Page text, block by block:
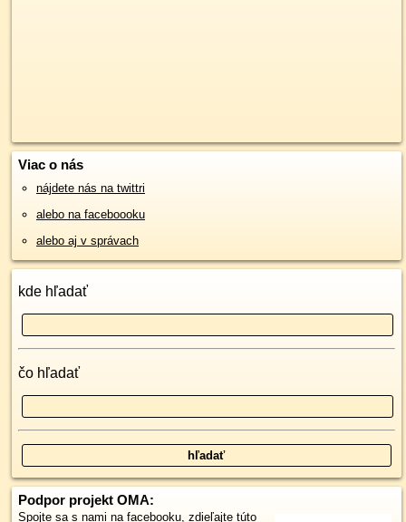
Viac o nás
nájdete nás na twittri
alebo na faceboooku
alebo aj v správach
kde hľadať
čo hľadať
Podpor projekt OMA:
Spojte sa s nami na facebooku, zdieľajte túto